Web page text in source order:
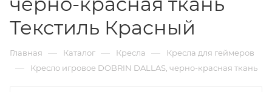
Текстиль Красный
Главная — Каталог — Кресла — Кресла для геймеров
— Кресло игровое DOBRIN DALLAS, черно-красная ткань